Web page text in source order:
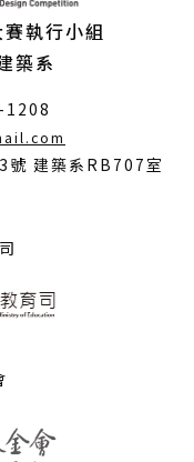
執行小組
築系
開
號 建築系RB707室